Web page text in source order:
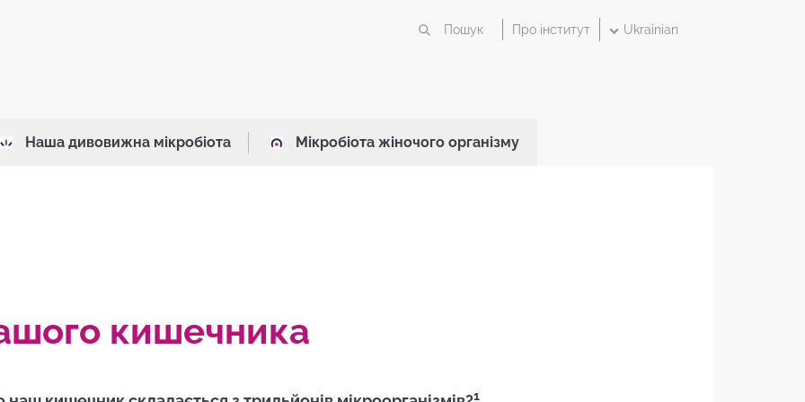
Про інститут Ukrainian
Наша дивовижна мікробіота Мікробіота жіночого організму
кишечника
1